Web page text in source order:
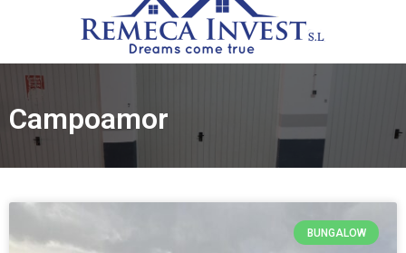
Campoamor
BUNGALOW